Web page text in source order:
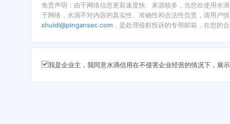
免责声明：由于网络信息更新速度快、来源较多，当您在使用水
于网络，水滴不对内容的真实性、准确性和合法性负责，请用户
shuidi@pingansec.com ，是处理侵权投诉的专用邮箱，在您的
我是企业主，我同意水滴信用在不侵害企业经营的情况下，展示